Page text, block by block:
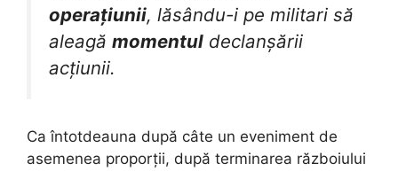
operațiunii, lăsându-i pe militari să
aleagă momentul declanșării
acțiunii.
Ca întotdeauna după câte un eveniment de
asemenea proporții, după terminarea războiului